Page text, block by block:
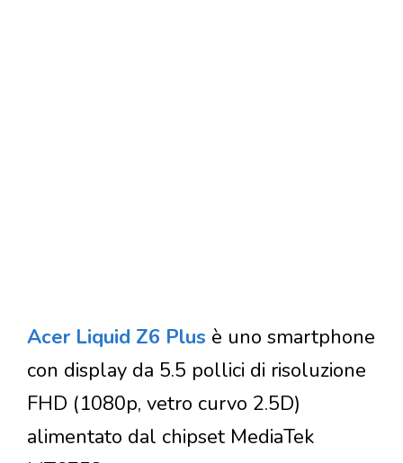
Acer Liquid Z6 Plus è uno smartphone
con display da 5.5 pollici di risoluzione
FHD (1080p, vetro curvo 2.5D)
alimentato dal chipset MediaTek